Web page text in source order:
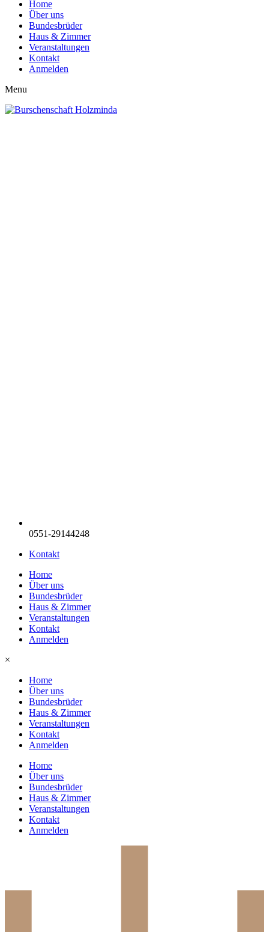
Home
Über uns
Bundesbrüder
Haus & Zimmer
Veranstaltungen
Kontakt
Anmelden
Menu
0551-29144248
Kontakt
Home
Über uns
Bundesbrüder
Haus & Zimmer
Veranstaltungen
Kontakt
Anmelden
×
Home
Über uns
Bundesbrüder
Haus & Zimmer
Veranstaltungen
Kontakt
Anmelden
Home
Über uns
Bundesbrüder
Haus & Zimmer
Veranstaltungen
Kontakt
Anmelden